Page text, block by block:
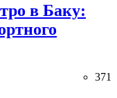
в Баку:
371